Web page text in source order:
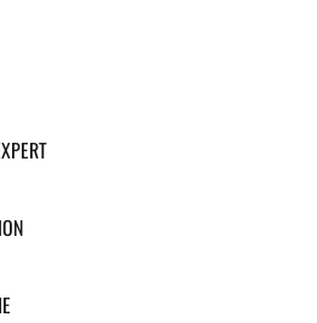
POPULAIRE
mixte
mixte
BERLAND
CHRISTINE TIBI